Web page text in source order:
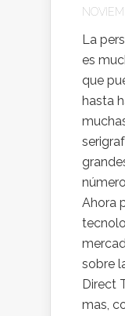
La
es
que
hasta
Ahora
sobre
Direct
mas,